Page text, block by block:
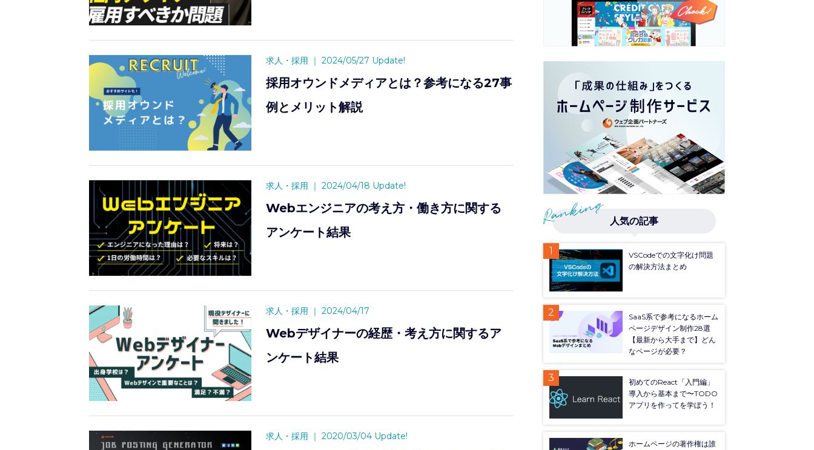
求人・採用 ｜ 2024/05/27 Update!
採用オウンドメディアとは？参考になる27事
例とメリット解説
求人・採用 ｜ 2024/04/18 Update!
Webエンジニアの考え方・働き方に関する
アンケート結果
求人・採用 ｜ 2024/04/17
Webデザイナーの経歴・考え方に関するア
ンケート結果
求人・採用 ｜ 2020/03/04 Update!
人気の記事
VSCodeでの文字化け問題
の解決方法まとめ
SaaS系で参考になるホーム
ページデザイン制作28選
【最新から大手まで】どん
なページが必要？
初めてのReact「入門編」
導入から基本まで〜TODO
アプリを作ってを学ぼう！
ホームページの著作権は誰